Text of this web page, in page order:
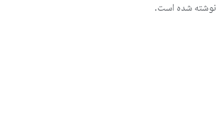
نوشته شده است.